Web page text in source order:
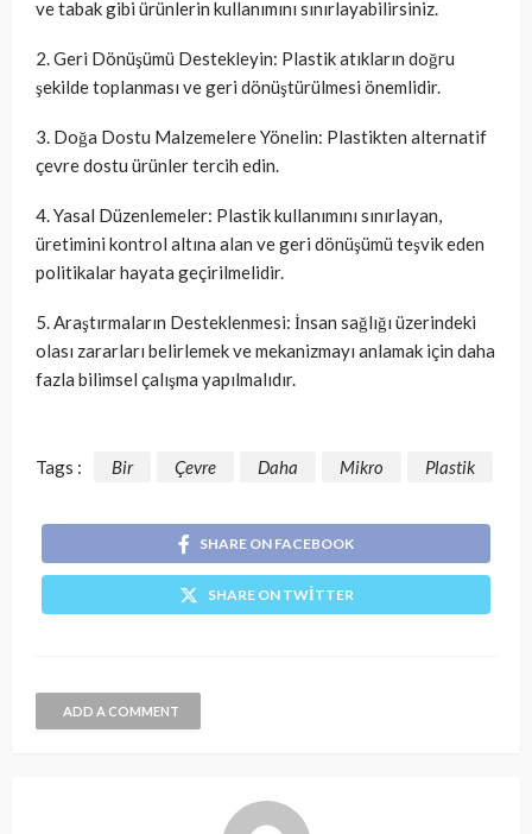
ve tabak gibi ürünlerin kullanımını sınırlayabilirsiniz.
2. Geri Dönüşümü Destekleyin: Plastik atıkların doğru
şekilde toplanması ve geri dönüştürülmesi önemlidir.
3. Doğa Dostu Malzemelere Yönelin: Plastikten alternatif
çevre dostu ürünler tercih edin.
4. Yasal Düzenlemeler: Plastik kullanımını sınırlayan,
üretimini kontrol altına alan ve geri dönüşümü teşvik eden
politikalar hayata geçirilmelidir.
5. Araştırmaların Desteklenmesi: İnsan sağlığı üzerindeki
olası zararları belirlemek ve mekanizmayı anlamak için daha
fazla bilimsel çalışma yapılmalıdır.
Tags : Bir Çevre Daha Mikro Plastik
SHARE ON FACEBOOK
SHARE ON TWITTER
ADD A COMMENT